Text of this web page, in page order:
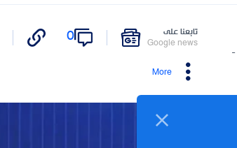
08/11/2024 -
تابعنا على
Google news
0
More